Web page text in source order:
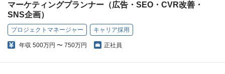
マーケティングプランナー（広告・SEO・CVR改善・
SNS企画）
プロジェクトマネージャー キャリア採用
年収 500万円 〜 750万円 正社員